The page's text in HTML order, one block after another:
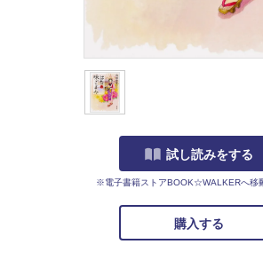
試し読みをする
※電子書籍ストアBOOK☆WALKERへ移
購入する